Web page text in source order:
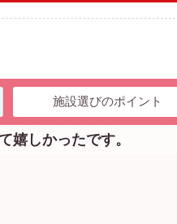
施設選びのポイント
嬉しかったです。